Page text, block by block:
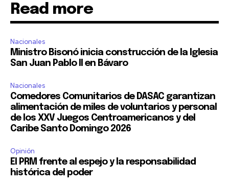
Read more
Nacionales
Ministro Bisonó inicia construcción de la Iglesia
San Juan Pablo II en Bávaro
Nacionales
Comedores Comunitarios de DASAC garantizan
alimentación de miles de voluntarios y personal
de los XXV Juegos Centroamericanos y del
Caribe Santo Domingo 2026
Opinión
El PRM frente al espejo y la responsabilidad
histórica del poder